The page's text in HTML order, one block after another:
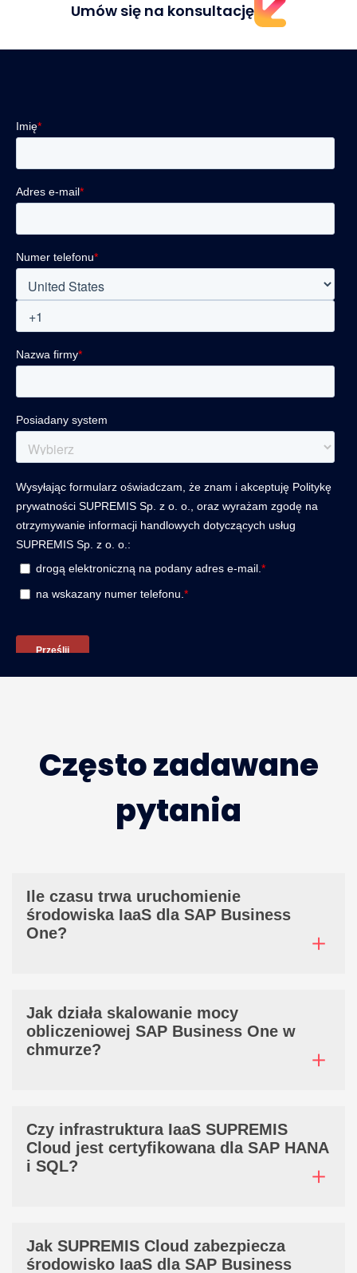
Umów się na konsultację
Często zadawane
pytania
Ile czasu trwa uruchomienie
środowiska IaaS dla SAP Business
One?
Jak działa skalowanie mocy
obliczeniowej SAP Business One w
chmurze?
Czy infrastruktura IaaS SUPREMIS
Cloud jest certyfikowana dla SAP HANA
i SQL?
Jak SUPREMIS Cloud zabezpiecza
środowisko IaaS dla SAP Business